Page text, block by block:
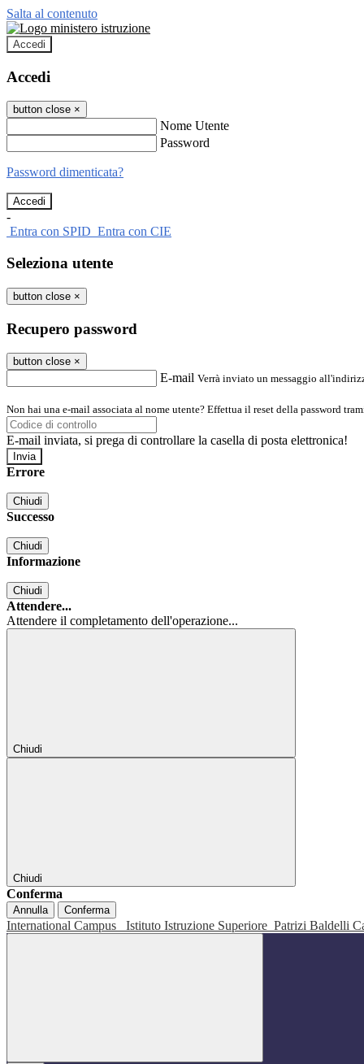
Salta al contenuto
Accedi
Accedi
button close ×
Nome Utente
Password
Password dimenticata?
-
Entra con SPID Entra con CIE
Seleziona utente
button close ×
Recupero password
button close ×
E-mail Verrà inviato un messaggio
Non hai una e-mail associata al nome utente? Effettua il reset della password
E-mail inviata, si prega di controllare la casella di posta elettronica!
Errore
Chiudi
Successo
Chiudi
Informazione
Chiudi
Attendere...
Attendere il completamento dell'operazione...
Chiudi
Chiudi
Conferma
Annulla Conferma
International Campus Istituto Istruzione Superiore Patrizi Baldelli